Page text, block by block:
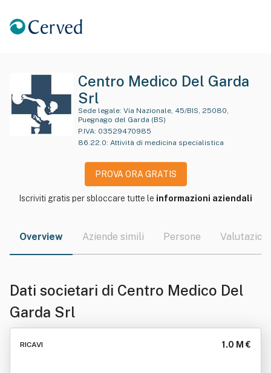
Centro Medico Del Garda
Srl
Sede legale:
Puegnago del Garda (BS)
P.IVA: 03529470985
86.22.0: Attività di medicina specialistica
PROVA ORA GRATIS
Iscriviti gratis per sbloccare tutte le informazioni aziendali
Overview Aziende simili Persone Valutazioni
Dati societari di Centro Medico Del
Garda Srl
RICAVI 1.0 M €